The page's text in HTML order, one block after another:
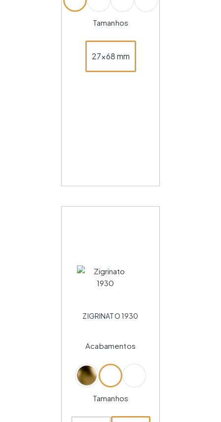
Tamanhos
27x68 mm
ZIGRINATO 1930
Acabamentos
Tamanhos